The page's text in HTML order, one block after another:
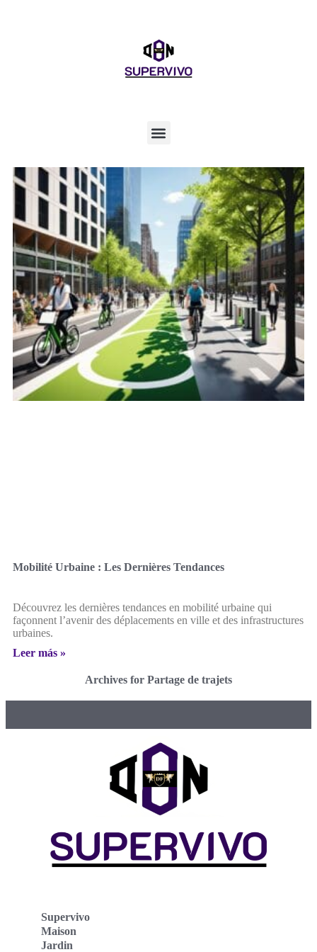
Mobilité Urbaine : Les Dernières Tendances
Découvrez les dernières tendances en mobilité urbaine qui
façonnent l’avenir des déplacements en ville et des infrastructures
urbaines.
Leer más »
Archives for Partage de trajets
Supervivo
Maison
Jardin